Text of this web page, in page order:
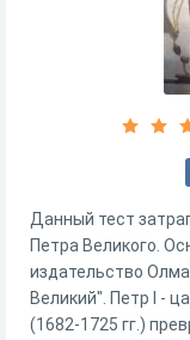
Данный тест
Петра Великого.
издательство
Великий". Петр I -
(1682-1725 гг.)